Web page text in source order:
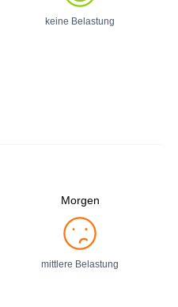
keine Belastung
Morgen
mittlere Belastung